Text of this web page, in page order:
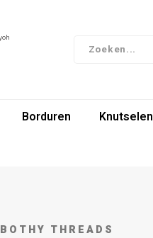
Borduren Knutselen
BOTHY THREADS